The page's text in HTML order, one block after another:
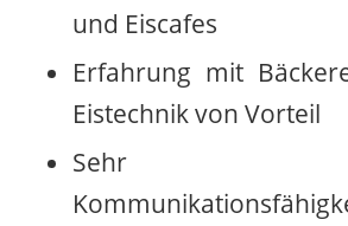
und Eiscafes
Erfahrung mit
Eistechnik von Vorteil
Sehr